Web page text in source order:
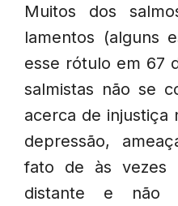
Muitos dos
lamentos (alguns
esse rótulo em 67
salmistas não se
acerca de injustiça
depressão,
fato de às vezes
distante e não